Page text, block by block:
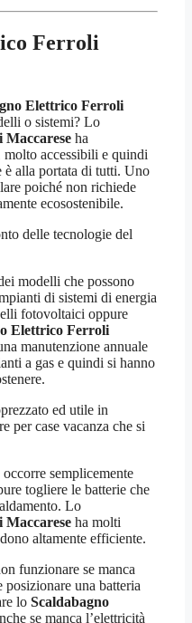
Ferroli
Elettrico Ferroli
o sistemi? Lo
ha
accessibili e quindi
è alla portata di tutti. Uno
poiché non richiede
ecosostenibile.
delle tecnologie del
modelli che possono
di sistemi di energia
fotovoltaici oppure
Elettrico Ferroli
manutenzione annuale
a gas e quindi si hanno
ed utile in
per case vacanza che si
semplicemente
togliere le batterie che
Lo
ha molti
altamente efficiente.
funzionare se manca
posizionare una batteria
lo Scaldabagno
se manca l’elettricità